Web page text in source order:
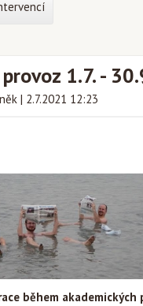
1.7. -
| 2.7.2021 12:23
během akademických